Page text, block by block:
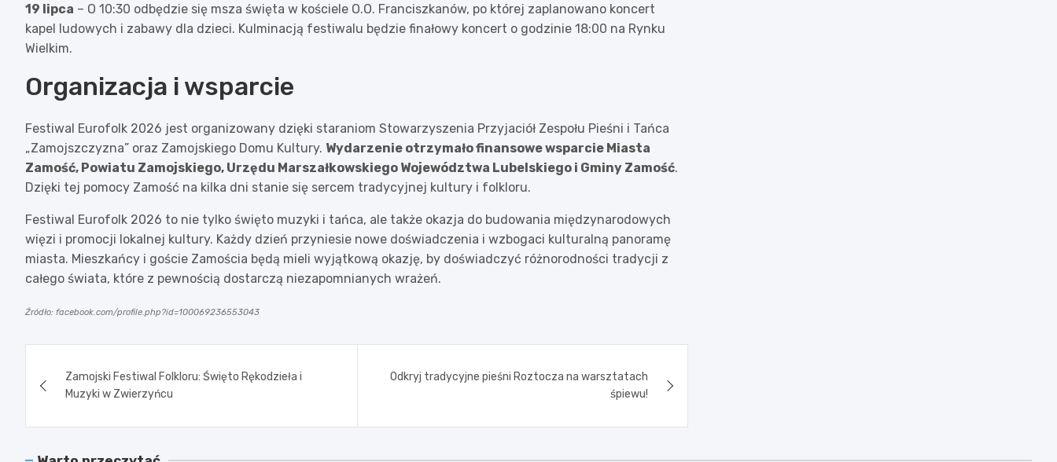
19 lipca – O 10:30 odbędzie się msza święta w kościele O.O. Franciszkanów, po której zaplanowano koncert
kapel ludowych i zabawy dla dzieci. Kulminacją festiwalu będzie finałowy koncert o godzinie 18:00 na Rynku
Wielkim.
Organizacja i wsparcie
Festiwal Eurofolk 2026 jest organizowany dzięki staraniom Stowarzyszenia Przyjaciół Zespołu Pieśni i Tańca
„Zamojszczyzna” oraz Zamojskiego Domu Kultury. Wydarzenie otrzymało finansowe wsparcie Miasta
Zamość, Powiatu Zamojskiego, Urzędu Marszałkowskiego Województwa Lubelskiego i Gminy Zamość.
Dzięki tej pomocy Zamość na kilka dni stanie się sercem tradycyjnej kultury i folkloru.
Festiwal Eurofolk 2026 to nie tylko święto muzyki i tańca, ale także okazja do budowania międzynarodowych
więzi i promocji lokalnej kultury. Każdy dzień przyniesie nowe doświadczenia i wzbogaci kulturalną panoramę
miasta. Mieszkańcy i goście Zamościa będą mieli wyjątkową okazję, by doświadczyć różnorodności tradycji z
całego świata, które z pewnością dostarczą niezapomnianych wrażeń.
Źródło: facebook.com/profile.php?id=100069236553043
wpisu
Zamojski Festiwal Folkloru: Święto Rękodzieła i
Muzyki w Zwierzyńcu
Odkryj tradycyjne pieśni Roztocza na warsztatach
śpiewu!